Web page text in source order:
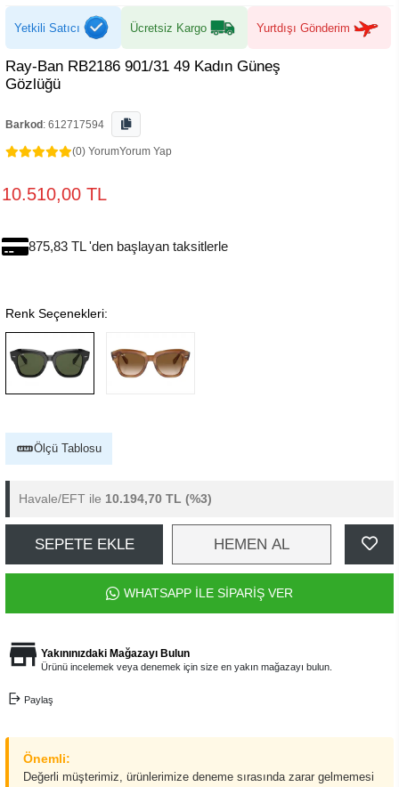
Yetkili Satıcı Ücretsiz Kargo Yurtdışı Gönderim
Ray-Ban RB2186 901/31 49 Kadın Güneş
Gözlüğü
Barkod : 612717594
(0) YorumYorum Yap
10.510,00 TL
875,83 TL 'den başlayan taksitlerle
Renk Seçenekleri:
Ölçü Tablosu
Havale/EFT ile 10.194,70 TL (%3)
SEPETE EKLE HEMEN AL
WHATSAPP İLE SİPARİŞ VER
Yakınınızdaki Mağazayı Bulun
Ürünü incelemek veya denemek için size en yakın mağazayı bulun.
Paylaş
Önemli:
Değerli müşterimiz, ürünlerimize deneme sırasında zarar gelmemesi